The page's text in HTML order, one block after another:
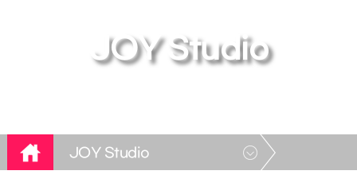
JOY Studio
JOY Studio